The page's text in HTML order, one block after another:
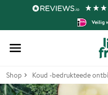
Veilig
Shop Koud -bedrukteede